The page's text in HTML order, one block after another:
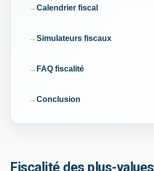
Calendrier fiscal
Simulateurs fiscaux
FAQ fiscalité
Conclusion
Fiscalité des plus-values